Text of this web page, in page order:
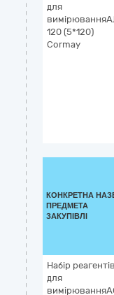
для
120 (5*120)
Cormay
КОНКРЕТНА
ПРЕДМЕТА
ЗАКУПІВЛІ
Набір реагентів
для